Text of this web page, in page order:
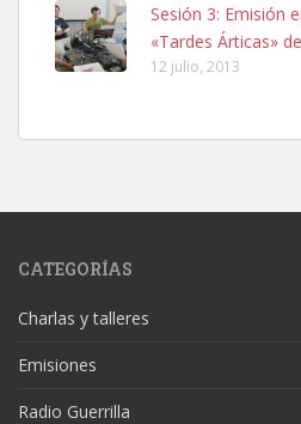
Sesión 3: Emisión
«Tardes Árticas»
12 julio, 2013
CATEGORÍAS
Charlas y talleres
Emisiones
Radio Guerrilla